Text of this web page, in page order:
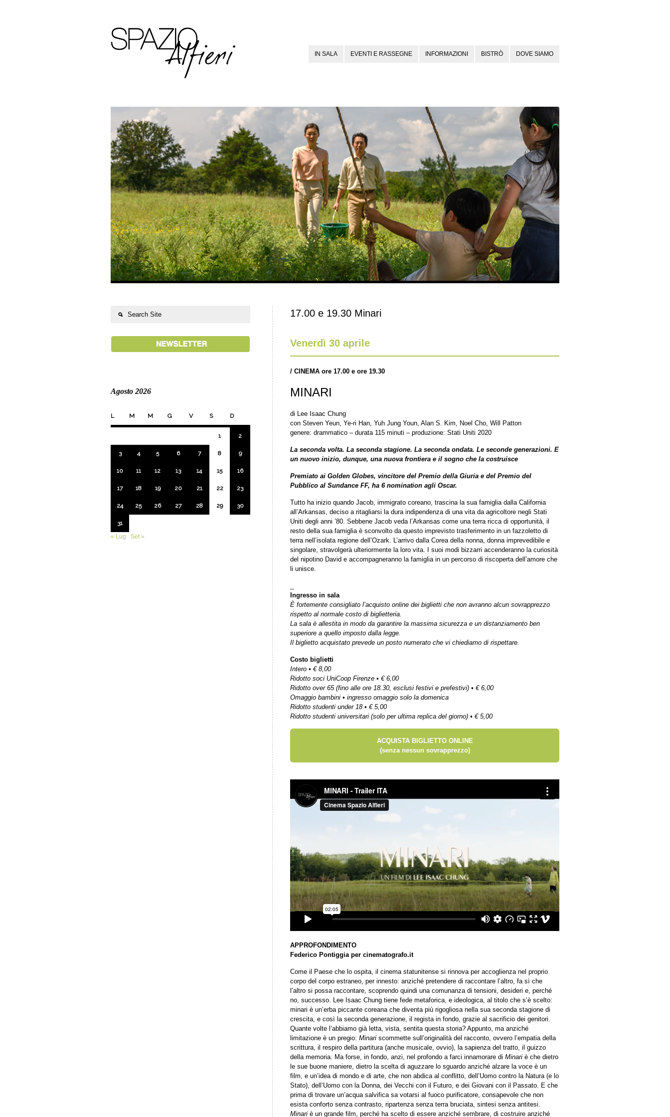
IN SALA EVENTI E RASSEGNE INFORMAZIONI BISTRÒ DOVE SIAMO
17.00 e 19.30 Minari
Venerdì 30 aprile
/ CINEMA ore 17.00 e ore 19.30
MINARI
di Lee Isaac Chung
con Steven Yeun, Ye-ri Han, Yuh Jung Youn, Alan S. Kim, Noel Cho, Will Patton
genere: drammatico – durata 115 minuti – produzione: Stati Uniti 2020
La seconda volta. La seconda stagione. La seconda ondata. Le seconde generazioni. E
un nuovo inizio, dunque, una nuova frontiera e il sogno che la costruisce
Premiato ai Golden Globes, vincitore del Premio della Giuria e del Premio del
Pubblico al Sundance FF, ha 6 nomination agli Oscar.
Tutto ha inizio quando Jacob, immigrato coreano, trascina la sua famiglia dalla California
all’Arkansas, deciso a ritagliarsi la dura indipendenza di una vita da agricoltore negli Stati
Uniti degli anni ’80. Sebbene Jacob veda l’Arkansas come una terra ricca di opportunità, il
resto della sua famiglia è sconvolto da questo imprevisto trasferimento in un fazzoletto di
terra nell’isolata regione dell’Ozark. L’arrivo dalla Corea della nonna, donna imprevedibile e
singolare, stravolgerà ulteriormente la loro vita. I suoi modi bizzarri accenderanno la curiosità
del nipotino David e accompagneranno la famiglia in un percorso di riscoperta dell’amore che
li unisce.
Ingresso in sala
È fortemente consigliato l’acquisto online dei biglietti che non avranno alcun sovrapprezzo
rispetto al normale costo di biglietteria.
La sala è allestita in modo da garantire la massima sicurezza e un distanziamento ben
superiore a quello imposto dalla legge.
Il biglietto acquistato prevede un posto numerato che vi chiediamo di rispettare.
Costo biglietti
Intero • € 8,00
Ridotto soci UniCoop Firenze • € 6,00
Ridotto over 65 (fino alle ore 18.30, esclusi festivi e prefestivi) • € 6,00
Omaggio bambini • ingresso omaggio solo la domenica
Ridotto studenti under 18 • € 5,00
Ridotto studenti universitari (solo per ultima replica del giorno) • € 5,00
ACQUISTA BIGLIETTO ONLINE
(senza nessun sovrapprezzo)
APPROFONDIMENTO
Federico Pontiggia per cinematografo.it
Come il Paese che lo ospita, il cinema statunitense si rinnova per accoglienza nel proprio
corpo del corpo estraneo, per innesto: anziché pretendere di raccontare l’altro, fa sì che
l’altro si possa raccontare, scoprendo quindi una comunanza di tensioni, desideri e, perché
no, successo. Lee Isaac Chung tiene fede metaforica, e ideologica, al titolo che s’è scelto:
minari è un’erba piccante coreana che diventa più rigogliosa nella sua seconda stagione di
crescita, e così la seconda generazione, il regista in fondo, grazie al sacrificio dei genitori.
Quante volte l’abbiamo già letta, vista, sentita questa storia? Appunto, ma anziché
limitazione è un pregio: Minari scommette sull’originalità del racconto, ovvero l’empatia della
scrittura, il respiro della partitura (anche musicale, ovvio), la sapienza del tratto, il guizzo
della memoria. Ma forse, in fondo, anzi, nel profondo a farci innamorare di Minari è che dietro
le sue buone maniere, dietro la scelta di aguzzare lo sguardo anziché alzare la voce è un
film, e un’idea di mondo e di arte, che non abdica al conflitto, dell’Uomo contro la Natura (e lo
Stato), dell’Uomo con la Donna, dei Vecchi con il Futuro, e dei Giovani con il Passato. E che
prima di trovare un’acqua salvifica sa votarsi al fuoco purificatore, consapevole che non
esista conforto senza contrasto, ripartenza senza terra bruciata, sintesi senza antitesi.
Minari è un grande film, perché ha scelto di essere anziché sembrare, di costruire anziché
Agosto 2026
L M M G V S D
1 2
3 4 5 6 7 8 9
10 11 12 13 14 15 16
17 18 19 20 21 22 23
24 25 26 27 28 29 30
31
« Lug
Set »